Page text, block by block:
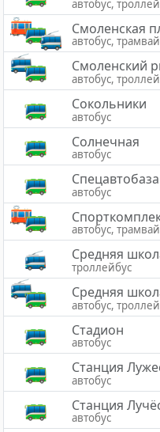
автобус,
Смоленская
автобус,
Смоленский
автобус,
Сокольники
автобус
Солнечная
автобус
Спецавтобаза
автобус
автобус, трамвай
Средняя
троллейбус
Средняя
автобус,
Стадион
автобус
Станция
автобус
Станция
автобус